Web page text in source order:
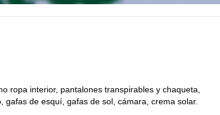
ropa interior, pantalones transpirables y chaqueta,
de esquí, gafas de sol, cámara, crema solar.